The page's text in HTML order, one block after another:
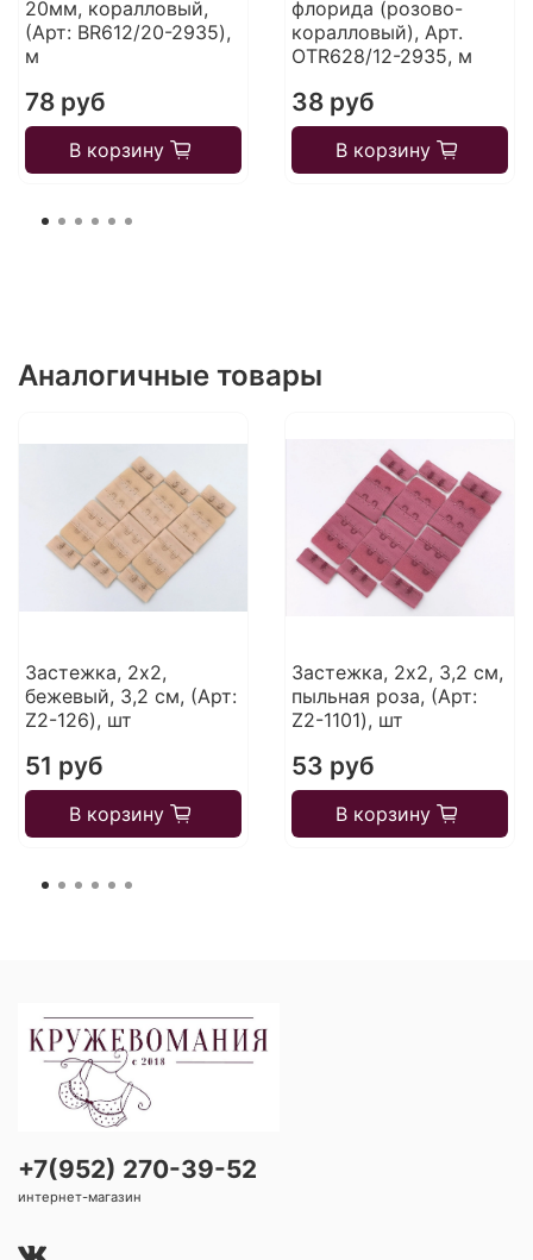
20мм, коралловый,
(Арт: BR612/20-2935),
м
78 руб
В корзину
флорида (розово-
коралловый), Арт.
OTR628/12-2935, м
38 руб
В корзину
Аналогичные товары
Застежка, 2х2,
бежевый, 3,2 см, (Арт:
Z2-126), шт
51 руб
В корзину
Застежка, 2x2, 3,2 см,
пыльная роза, (Арт:
Z2-1101), шт
53 руб
В корзину
+7(952) 270-39-52
интернет-магазин